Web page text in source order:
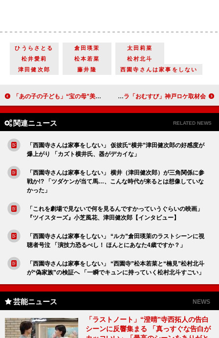
ひうらさとる 倉田瑛茉
太田莉菜
松井愛莉
松本若菜
松村北斗
津田健次郎
藤井隆 西園寺さんは家事をしない
「あの子の子ども」“宝の母”美村里江のお願いに賛否の声 「中絶はしてほしくない」「自分が悪者になる選択は強い」 橋本環奈「神戸はご飯もおいしいし、皆さんが温かい」朝ドラ「おむすび」神戸ロケ取材会
関連ニュース RELATED NEWS
「西園寺さんは家事をしない」 仮彼氏“横井”津田健次郎の好感度が
爆上がり 「カズト横井氏、器がデカイな」
「西園寺さんは家事をしない」 横井（津田健次郎）が三角関係に参
戦か!? 「ツダケンが当て馬…、こんな時代が来るとは想像していな
かった」
「これを劇場で見ないで何を見るんですかっていうぐらいの映画」
『ツイスターズ』小芝風花、津田健次郎【インタビュー】
「西園寺さんは家事をしない」 “ルカ”倉田瑛茉のラストシーンに視
聴者号泣 「演技力恐るべし！ ほんとにあなた4歳ですか？」
「西園寺さんは家事をしない」 “西園寺”松本若菜と“楠見”松村北斗
が“偽家族”の検証へ 「一瞬でキュンに持っていく松村北斗すごい」
芸能ニュース NEWS
「ラストノート」“澄晴”寺西拓人の告白
シーンに反響集まる 「真っすぐな告白が